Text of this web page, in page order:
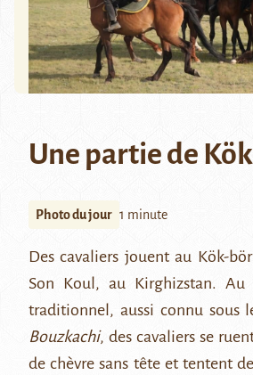
Une partie de
Photo du jour 1 minute
Des cavaliers jouent au Kök-
Son Koul, au Kirghizstan.
traditionnel, aussi connu sous
Bouzkachi, des cavaliers se
de chèvre sans tête et tentent